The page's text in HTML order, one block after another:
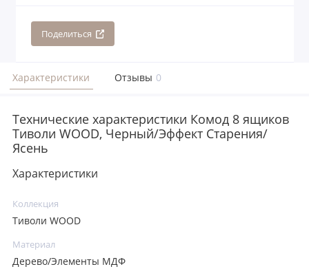
Поделиться
Характеристики Отзывы 0
Технические характеристики Комод 8 ящиков
Тиволи WOOD, Черный/Эффект Старения/
Ясень
Характеристики
Коллекция
Тиволи WOOD
Материал
Дерево/Элементы МДФ